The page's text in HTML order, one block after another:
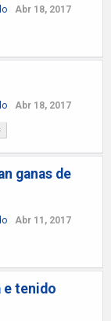
Abr 18, 2017
Abr 18, 2017
ganas de
Abr 11, 2017
e tenido